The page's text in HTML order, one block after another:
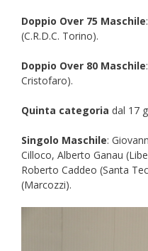
Doppio Over 75 Maschile
(C.R.D.C. Torino).
Doppio Over 80 Maschile
Cristofaro).
Quinta categoria dal 17
Singolo Maschile:
Cilloco, Alberto Ganau
Roberto Caddeo (Santa
(Marcozzi).